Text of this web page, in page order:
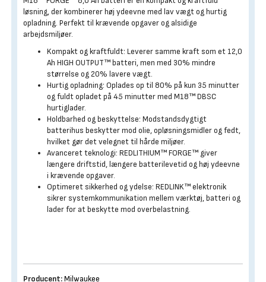
løsning, der kombinerer høj ydeevne med lav vægt og hurtig
opladning. Perfekt til krævende opgaver og alsidige
arbejdsmiljøer.
Kompakt og kraftfuldt: Leverer samme kraft som et 12,0
Ah HIGH OUTPUT™ batteri, men med 30% mindre
størrelse og 20% lavere vægt.
Hurtig opladning: Oplades op til 80% på kun 35 minutter
og fuldt opladet på 45 minutter med M18™ DBSC
hurtiglader.
Holdbarhed og beskyttelse: Modstandsdygtigt
batterihus beskytter mod olie, opløsningsmidler og fedt,
hvilket gør det velegnet til hårde miljøer.
Avanceret teknologi: REDLITHIUM™ FORGE™ giver
længere driftstid, længere batterilevetid og høj ydeevne
i krævende opgaver.
Optimeret sikkerhed og ydelse: REDLINK™ elektronik
sikrer systemkommunikation mellem værktøj, batteri og
lader for at beskytte mod overbelastning.
Producent:Milwaukee